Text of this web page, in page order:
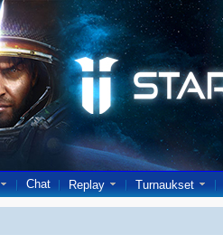
Chat Replay Turnaukset